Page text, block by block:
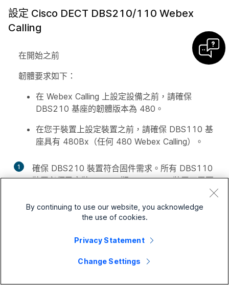
設定 Cisco DECT DBS210/110 Webex
Calling
在開始之前
韌體要求如下：
在 Webex Calling 上設定設備之前，請確保
DBS210 基座的韌體版本為 480。
在您于裝置上設定裝置之前，請確保 DBS110 基
座具有 480Bx（任何 480 Webex Calling）。
1
確保 DBS210 裝置符合固件需求。所有 DBS110
裝置必須已安裝 480Bx 版。DBS110 裝置不需要
使用使用者介面檢查裝置之固件版本。請參閱
詳細資料。
如有必要，請升級 DBS210 裝置所需的固
裝置固件。
By continuing to use our website, you acknowledge
the use of cookies.
Privacy Statement
Change Settings